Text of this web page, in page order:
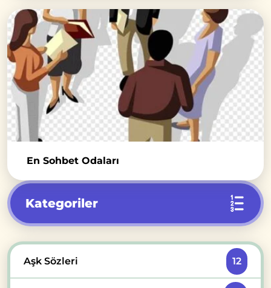
En Sohbet Odaları
Kategoriler
Aşk Sözleri 12